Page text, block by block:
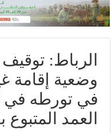
الرباط:
وضعية إقامة
في تورطه في
العمد